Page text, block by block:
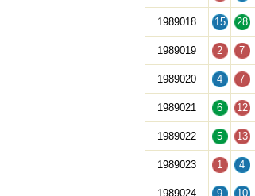
1989018 15 28
1989019 2 7
1989020 4 7
1989021 6 12
1989022 5 13
1989023 1 4
1989024 9 10